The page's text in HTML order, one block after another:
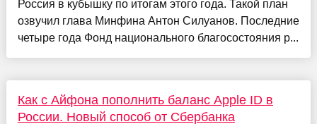
Россия в кубышку по итогам этого года. Такой план
озвучил глава Минфина Антон Силуанов. Последние
четыре года Фонд национального благосостояния р...
Как с Айфона пополнить баланс Apple ID в
России. Новый способ от Сбербанка